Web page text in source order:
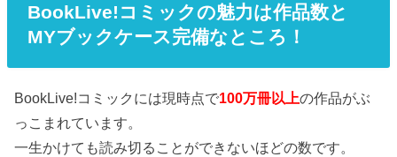
BookLive!コミックの魅力は作品数と
MYブックケース完備なところ！
BookLive!コミックには現時点で100万冊以上の作品がぶ
っこまれています。
一生かけても読み切ることができないほどの数です。